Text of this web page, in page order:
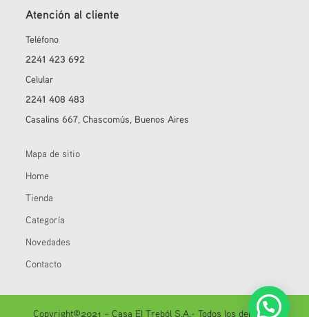
Atención al cliente
Teléfono
2241 423 692
Celular
2241 408 483
Casalins 667, Chascomús, Buenos Aires
Mapa de sitio
Home
Tienda
Categoría
Novedades
Contacto
Copyright©2021 – Casa El Treból S.A.- Todos los derechos